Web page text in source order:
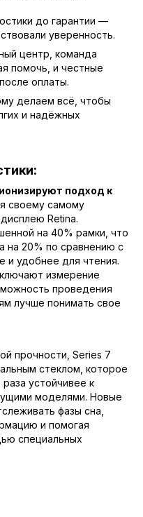
до гарантии —
уверенность.
центр, команда
помочь, и честные
оплаты.
делаем всё, чтобы
и надёжных
подход к
своему самому
Retina.
на 40% рамки, что
на 20% по сравнению с
и удобнее для чтения.
измерение
проведения
лучше понимать свое
прочности, Series 7
стеклом, которое
устойчивее к
моделями. Новые
фазы сна,
и помогая
специальных